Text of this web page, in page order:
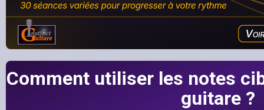
Comment utiliser les notes
guitare ?